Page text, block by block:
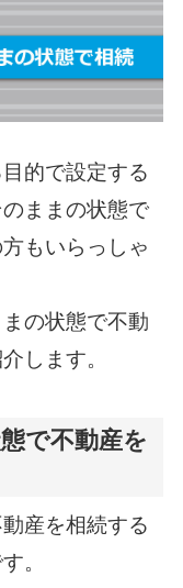
的で設定する
ままの状態で
もいらっしゃ
の状態で不動
します。
で不動産を
産を相続する
。